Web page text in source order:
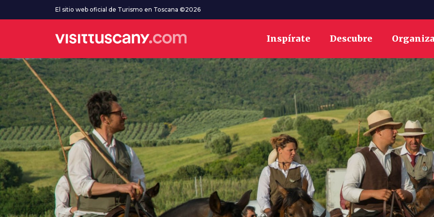
Ve al contenido principalEl sitio web oficial de Turismo en Toscana ©2026
Inspírate Descubre Organiza